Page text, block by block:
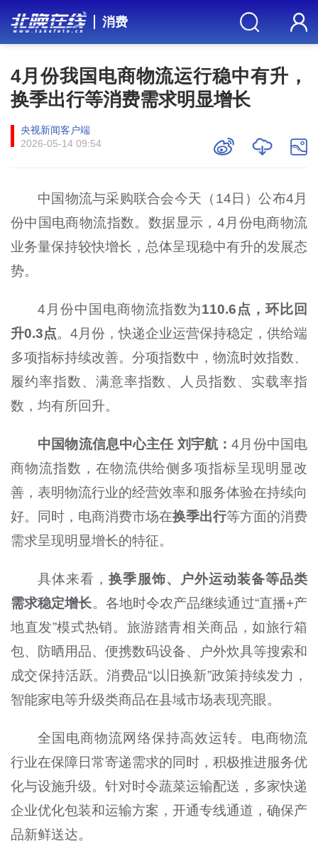
消费
4月份我国电商物流运行稳中有升，
换季出行等消费需求明显增长
央视新闻客户端
2026-05-14 09:54
中国物流与采购联合会今天（14日）公布4月
份中国电商物流指数。数据显示，4月份电商物流
业务量保持较快增长，总体呈现稳中有升的发展态
势。
4月份中国电商物流指数为110.6点，环比回
升0.3点。4月份，快递企业运营保持稳定，供给端
多项指标持续改善。分项指数中，物流时效指数、
履约率指数、满意率指数、人员指数、实载率指
数，均有所回升。
中国物流信息中心主任 刘宇航：4月份中国电
商物流指数，在物流供给侧多项指标呈现明显改
善，表明物流行业的经营效率和服务体验在持续向
好。同时，电商消费市场在换季出行等方面的消费
需求呈现明显增长的特征。
具体来看，换季服饰、户外运动装备等品类
需求稳定增长。各地时令农产品继续通过“直播+产
地直发”模式热销。旅游踏青相关商品，如旅行箱
包、防晒用品、便携数码设备、户外炊具等搜索和
成交保持活跃。消费品“以旧换新”政策持续发力，
智能家电等升级类商品在县域市场表现亮眼。
全国电商物流网络保持高效运转。电商物流
行业在保障日常寄递需求的同时，积极推进服务优
化与设施升级。针对时令蔬菜运输配送，多家快递
企业优化包装和运输方案，开通专线通道，确保产
品新鲜送达。